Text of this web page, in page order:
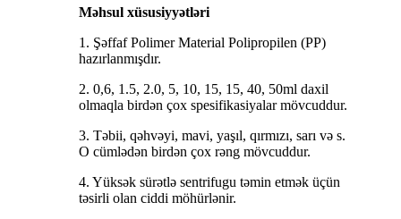
Məhsul xüsusiyyətləri
1. Şəffaf Polimer Material Polipropilen (PP)
hazırlanmışdır.
2. 0,6, 1.5, 2.0, 5, 10, 15, 15, 40, 50ml daxil
olmaqla birdən çox spesifikasiyalar mövcuddur.
3. Təbii, qəhvəyi, mavi, yaşıl, qırmızı, sarı və s.
O cümlədən birdən çox rəng mövcuddur.
4. Yüksək sürətlə sentrifugu təmin etmək üçün
təsirli olan ciddi möhürlənir.